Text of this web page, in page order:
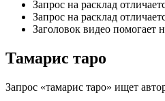
Запрос на расклад
Запрос на расклад
Заголовок видео помогает
Тамарис таро
Запрос «тамарис таро» ищет